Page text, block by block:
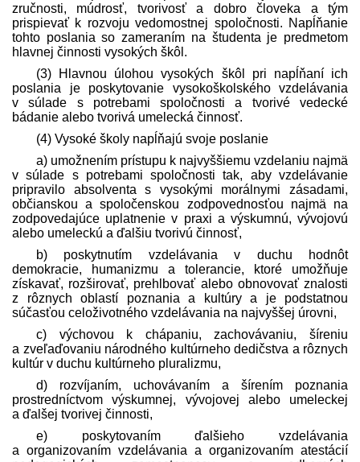
zručnosti, múdrosť, tvorivosť a dobro človeka a tým
prispievať k rozvoju vedomostnej spoločnosti. Napĺňanie
tohto poslania so zameraním na študenta je pred­metom
hlavnej činnosti vysokých škôl.
(3) Hlavnou úlohou vysokých škôl pri napĺňaní ich
poslania je poskytovanie vysoko­školského vzdelávania
v súlade s potrebami spoločnosti a tvorivé vedecké
bádanie alebo tvorivá umelecká činnosť.
(4) Vysoké školy napĺňajú svoje poslanie
a) umožnením prístupu k najvyššiemu vzdelaniu najmä
v súlade s potrebami spoločnosti tak, aby vzdelávanie
pripravilo absolventa s vysokými morálnymi zásadami,
občianskou a spoločenskou zodpovednosťou najmä na
zodpovedajúce uplatnenie v praxi a výskumnú, vývojovú
alebo umeleckú a ďalšiu tvorivú činnosť,
b) poskytnutím vzdelávania v duchu hodnôt
demokracie, humanizmu a tolerancie, ktoré umožňuje
získavať, rozširovať, prehlbovať alebo obnovovať znalosti
z rôznych oblastí poznania a kultúry a je podstatnou
súčasťou celoživotného vzdelávania na najvyššej úrovni,
c) výchovou k chápaniu, zachovávaniu, šíreniu
a zveľaďovaniu národného kultúrneho dedičstva a rôznych
kultúr v duchu kultúrneho pluralizmu,
d) rozvíjaním, uchovávaním a šírením poznania
prostredníctvom výskumnej, vývojovej alebo umeleckej
a ďalšej tvorivej činnosti,
e) poskytovaním ďalšieho vzdelávania
a organizovaním vzdelávania a organizovaním atestácií